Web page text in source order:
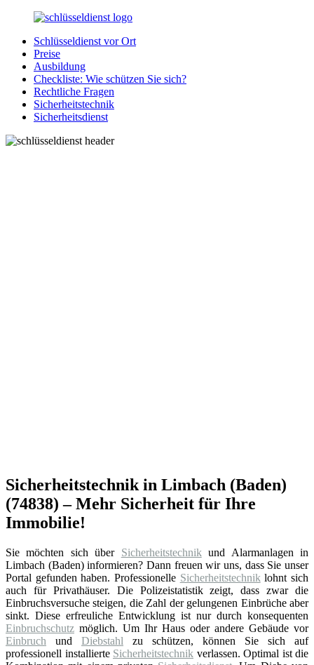
Zurück
Inhalt
SchluesseldienstDirekt.de
Ihre
Notlage
wird
gelöst!
Schlüsseldienst vor Ort
Preise
Ausbildung
Checkliste: Wie schützen Sie sich?
Rechtliche Fragen
Sicherheitstechnik
Sicherheitsdienst
Sicherheitstechnik in Limbach (Baden)
(74838) – Mehr Sicherheit für Ihre
Immobilie!
Sie möchten sich über Sicherheitstechnikund Alarmanlagen in
Limbach (Baden) informieren? Dann freuen wir uns, dass Sie unser
Portal gefunden haben. Professionelle Sicherheitstechniklohnt sich
auch für Privathäuser. Die Polizeistatistik zeigt, dass zwar die
Einbruchsversuche steigen, die Zahl der gelungenen Einbrüche aber
sinkt. Diese erfreuliche Entwicklung ist nur durch konsequenten
Einbruchschutz möglich. Um Ihr Haus oder andere Gebäude vor
Einbruch und Diebstahl zu schützen, können Sie sich auf
professionell installierte Sicherheitstechnik verlassen. Optimal ist die